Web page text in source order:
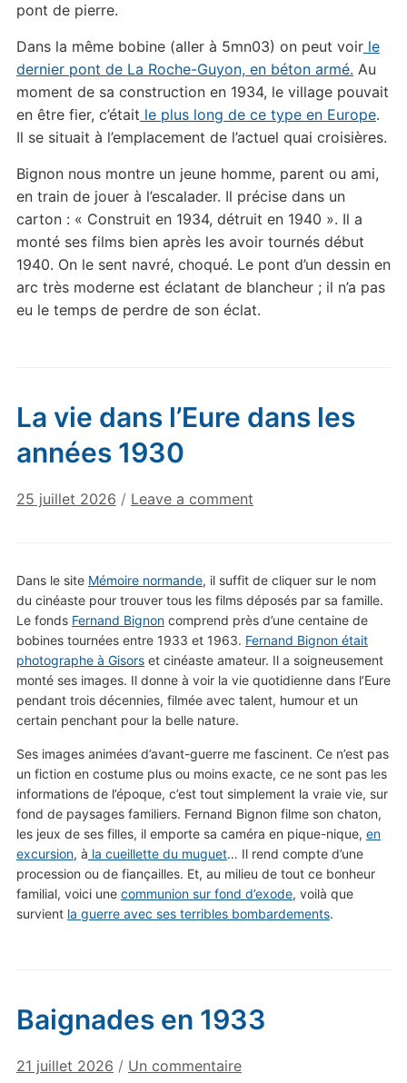
pont de pierre.
Dans la même bobine (aller à 5mn03) on peut voirle
dernier pont de La Roche-Guyon, en béton armé. Au
moment de sa construction en 1934, le village pouvait
en être fier, c’était le plus long de ce type en Europe.
Il se situait à l’emplacement de l’actuel quai croisières.
Bignon nous montre un jeune homme, parent ou ami,
en train de jouer à l’escalader. Il précise dans un
carton : « Construit en 1934, détruit en 1940 ». Il a
monté ses films bien après les avoir tournés début
1940. On le sent navré, choqué. Le pont d’un dessin en
arc très moderne est éclatant de blancheur ; il n’a pas
eu le temps de perdre de son éclat.
La vie dans l’Eure dans les
années 1930
25 juillet 2026 / Leave a comment
Dans le site Mémoire normande, il suffit de cliquer sur le nom
du cinéaste pour trouver tous les films déposés par sa famille.
Le fonds Fernand Bignoncomprend près d’une centaine de
bobines tournées entre 1933 et 1963. Fernand Bignon était
photographe à Gisorset cinéaste amateur. Il a soigneusement
monté ses images. Il donne à voir la vie quotidienne dans l’Eure
pendant trois décennies, filmée avec talent, humour et un
certain penchant pour la belle nature.
Ses images animées d’avant-guerre me fascinent. Ce n’est pas
un fiction en costume plus ou moins exacte, ce ne sont pas les
informations de l’époque, c’est tout simplement la vraie vie, sur
fond de paysages familiers. Fernand Bignon filme son chaton,
les jeux de ses filles, il emporte sa caméra en pique-nique, en
excursion, à la cueillette du muguet… Il rend compte d’une
procession ou de fiançailles. Et, au milieu de tout ce bonheur
familial, voici une communion sur fond d’exode, voilà que
survient la guerre avec ses terribles bombardements.
Baignades en 1933
21 juillet 2026 / Un commentairesur